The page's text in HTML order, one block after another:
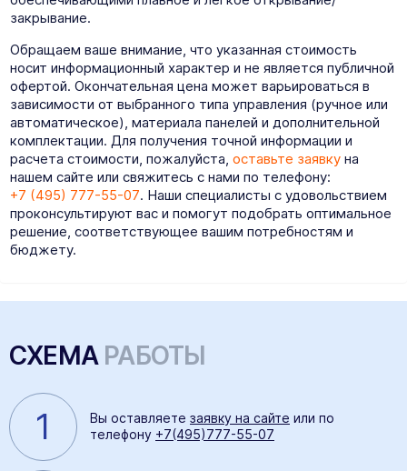
закрывание.
Обращаем ваше внимание, что указанная стоимость
носит информационный характер и не является публичной
офертой. Окончательная цена может варьироваться в
зависимости от выбранного типа управления (ручное или
автоматическое), материала панелей и дополнительной
комплектации. Для получения точной информации и
расчета стоимости, пожалуйста, оставьте заявку на
нашем сайте или свяжитесь с нами по телефону:
+7 (495) 777-55-07. Наши специалисты с удовольствием
проконсультируют вас и помогут подобрать оптимальное
решение, соответствующее вашим потребностям и
бюджету.
СХЕМА РАБОТЫ
1 Вы оставляете заявку на сайте или по
телефону +7(495)777-55-07